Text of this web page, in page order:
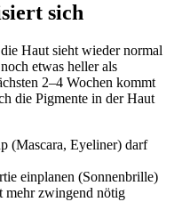
sich
Haut sieht wieder normal
etwas heller als
2–4 Wochen kommt
die Pigmente in der Haut
(Mascara, Eyeliner) darf
einplanen (Sonnenbrille)
mehr zwingend nötig